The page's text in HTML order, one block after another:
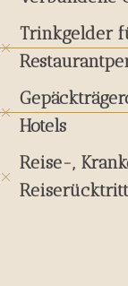
Trinkgelder
Hotels
Reise-,